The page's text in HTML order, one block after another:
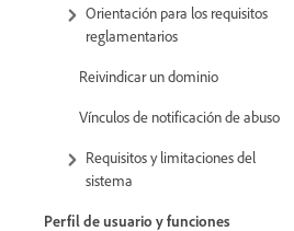
Orientación para los requisitos
reglamentarios
Reivindicar un dominio
Vínculos de notificación de abuso
Requisitos y limitaciones del
sistema
Perfil de usuario y funciones